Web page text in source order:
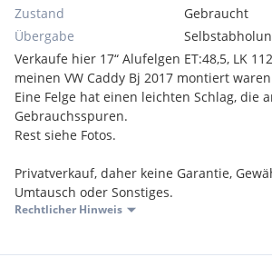
Zustand
Gebraucht
Übergabe
Verkaufe hier 17“ Alufelgen ET:48,5, LK
meinen VW Caddy Bj 2017 montiert
Eine Felge hat einen leichten Schlag, die
Gebrauchsspuren.
Rest siehe Fotos.
Privatverkauf, daher keine Garantie,
Umtausch oder Sonstiges.
Rechtlicher Hinweis